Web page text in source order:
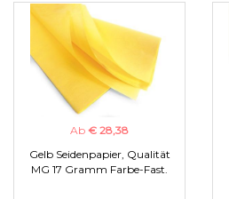
Ab € 28,38
Gelb Seidenpapier, Qualität
MG 17 Gramm Farbe-Fast.